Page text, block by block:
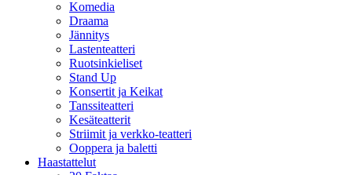
Komedia
Draama
Jännitys
Lastenteatteri
Ruotsinkieliset
Stand Up
Konsertit ja Keikat
Tanssiteatteri
Kesäteatterit
Striimit ja verkko-teatteri
Ooppera ja baletti
Haastattelut